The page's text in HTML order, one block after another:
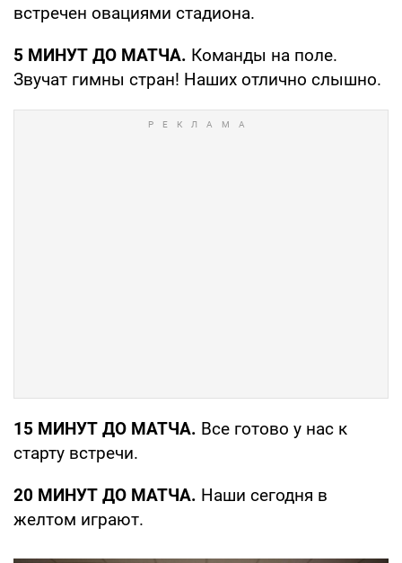
встречен овациями стадиона.
5 МИНУТ ДО МАТЧА. Команды на поле.
Звучат гимны стран! Наших отлично слышно.
15 МИНУТ ДО МАТЧА. Все готово у нас к
старту встречи.
20 МИНУТ ДО МАТЧА. Наши сегодня в
желтом играют.